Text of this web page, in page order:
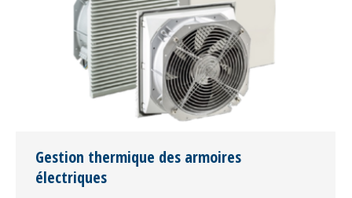
Gestion thermique des armoires
électriques